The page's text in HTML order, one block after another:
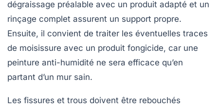
dégraissage préalable avec un produit adapté et un
rinçage complet assurent un support propre.
Ensuite, il convient de traiter les éventuelles traces
de moisissure avec un produit fongicide, car une
peinture anti-humidité ne sera efficace qu’en
partant d’un mur sain.
Les fissures et trous doivent être rebouchés